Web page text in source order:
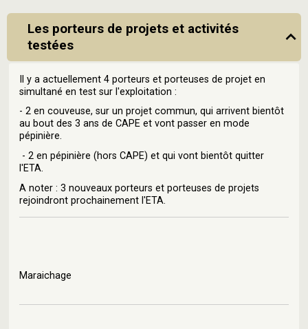
Les porteurs de projets et activités
testées
Il y a actuellement 4 porteurs et porteuses de projet en
simultané en test sur l'exploitation :
- 2 en couveuse, sur un projet commun, qui arrivent bientôt
au bout des 3 ans de CAPE et vont passer en mode
pépinière.
- 2 en pépinière (hors CAPE) et qui vont bientôt quitter
l'ETA.
A noter : 3 nouveaux porteurs et porteuses de projets
rejoindront prochainement l'ETA.
Maraichage